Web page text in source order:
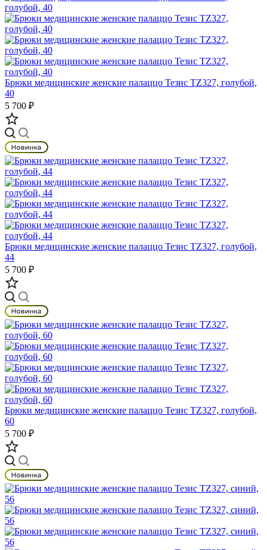
Брюки медицинские женские палаццо Тезис TZ327, голубой,
40
5 700 ₽
Брюки медицинские женские палаццо Тезис TZ327, голубой,
44
5 700 ₽
Брюки медицинские женские палаццо Тезис TZ327, голубой,
60
5 700 ₽